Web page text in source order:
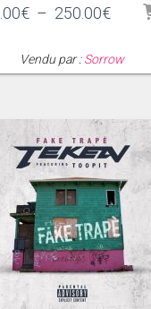
€ – 250.00€Plage
10.00€
Vendu par :Sorrow